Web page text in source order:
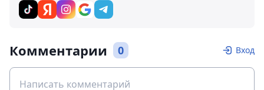
Комментарии 0 Вход